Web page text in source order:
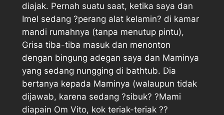
diajak. Pernah suatu saat, ketika saya dan
Imel sedang ?perang alat kelamin? di kamar
mandi rumahnya (tanpa menutup pintu),
Grisa tiba-tiba masuk dan menonton
dengan bingung adegan saya dan Maminya
yang sedang nungging di bathtub. Dia
bertanya kepada Maminya (walaupun tidak
dijawab, karena sedang ?sibuk? ?Mami
diapain Om Vito, kok teriak-teriak ??